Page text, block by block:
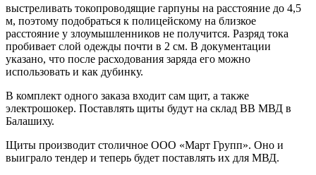
выстреливать токопроводящие гарпуны на расстояние до 4,5
м, поэтому подобраться к полицейскому на близкое
расстояние у злоумышленников не получится. Разряд тока
пробивает слой одежды почти в 2 см. В документации
указано, что после расходования заряда его можно
использовать и как дубинку.
В комплект одного заказа входит сам щит, а также
электрошокер. Поставлять щиты будут на склад ВВ МВД в
Балашиху.
Щиты производит столичное ООО «Март Групп». Оно и
выиграло тендер и теперь будет поставлять их для МВД.